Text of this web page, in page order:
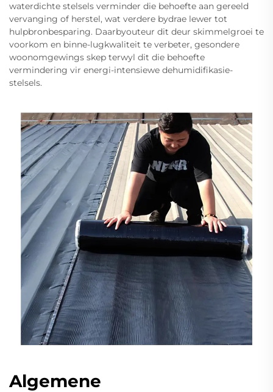
waterdichte stelsels verminder die behoefte aan gereeld
vervanging of herstel, wat verdere bydrae lewer tot
hulpbronbesparing. Daarbyouteur dit deur skimmelgroei te
voorkom en binne-lugkwaliteit te verbeter, gesondere
woonomgewings skep terwyl dit die behoefte
vermindering vir energi-intensiewe dehumidifikasie-
stelsels.
Algemene